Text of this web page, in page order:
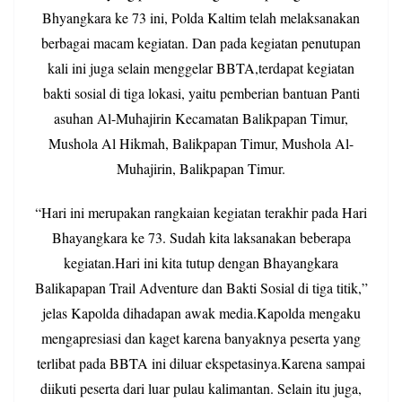
Bhyangkara ke 73 ini, Polda Kaltim telah melaksanakan
berbagai macam kegiatan. Dan pada kegiatan penutupan
kali ini juga selain menggelar BBTA,terdapat kegiatan
bakti sosial di tiga lokasi, yaitu pemberian bantuan Panti
asuhan Al-Muhajirin Kecamatan Balikpapan Timur,
Mushola Al Hikmah, Balikpapan Timur, Mushola Al-
Muhajirin, Balikpapan Timur.
“Hari ini merupakan rangkaian kegiatan terakhir pada Hari
Bhayangkara ke 73. Sudah kita laksanakan beberapa
kegiatan.Hari ini kita tutup dengan Bhayangkara
Balikapapan Trail Adventure dan Bakti Sosial di tiga titik,”
jelas Kapolda dihadapan awak media.Kapolda mengaku
mengapresiasi dan kaget karena banyaknya peserta yang
terlibat pada BBTA ini diluar ekspetasinya.Karena sampai
diikuti peserta dari luar pulau kalimantan. Selain itu juga,